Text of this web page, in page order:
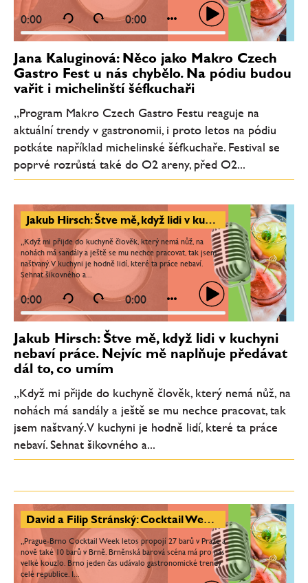
0:00 0:00
Jana Kaluginová: Něco jako Makro Czech
Gastro Fest u nás chybělo. Na pódiu budou
vařit i michelinští šéfkuchaři
„Program Makro Czech Gastro Festu reaguje na
aktuální trendy v gastronomii, i proto letos na pódiu
potkáte například michelinské šéfkuchaře. Festival se
poprvé rozrůstá také do O2 areny, před O2...
Jakub Hirsch: Štve mě, když lidi v kuchyni nebaví práce. Nejvíc mě naplňuje předávat dál to, co umím
„Když mi přijde do kuchyně člověk, který nemá nůž, na
nohách má sandály a ještě se mu nechce pracovat, tak jsem
naštvaný. V kuchyni je hodně lidí, které ta práce nebaví.
Sehnat šikovného a...
0:00 0:00
Jakub Hirsch: Štve mě, když lidi v kuchyni
nebaví práce. Nejvíc mě naplňuje předávat
dál to, co umím
„Když mi přijde do kuchyně člověk, který nemá nůž, na
nohách má sandály a ještě se mu nechce pracovat, tak
jsem naštvaný. V kuchyni je hodně lidí, které ta práce
nebaví. Sehnat šikovného a...
David a Filip Stránský: Cocktail Week má za cíl seznámit lidi s bary a nabídnout koktejly těm, kdo je běžně nezkusí
„Prague-Brno Cocktail Week letos propojí 27 barů v Praze a
nově také 10 barů v Brně. Brněnská barová scéna má pro nás
velké kouzlo. Brno jeden čas udávalo gastronomické trendy
celé republice. I...